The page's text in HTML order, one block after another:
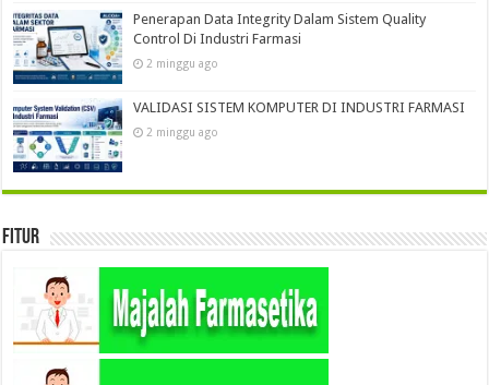
Penerapan Data Integrity Dalam Sistem Quality
Control Di Industri Farmasi
2 minggu ago
VALIDASI SISTEM KOMPUTER DI INDUSTRI FARMASI
2 minggu ago
Fitur